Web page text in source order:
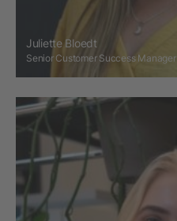
Juliette Bloedt
Senior Customer Success Manager